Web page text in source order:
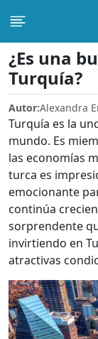
¿Es una
Turquía?
Autor:Alexandra
Turquía es la
mundo. Es
las economías
turca es
emocionante
continúa
sorprendente
invirtiendo en
atractivas